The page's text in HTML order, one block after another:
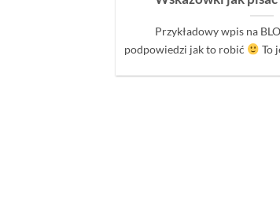
Przykładowy wpis na
podpowiedzi jak to robić
To